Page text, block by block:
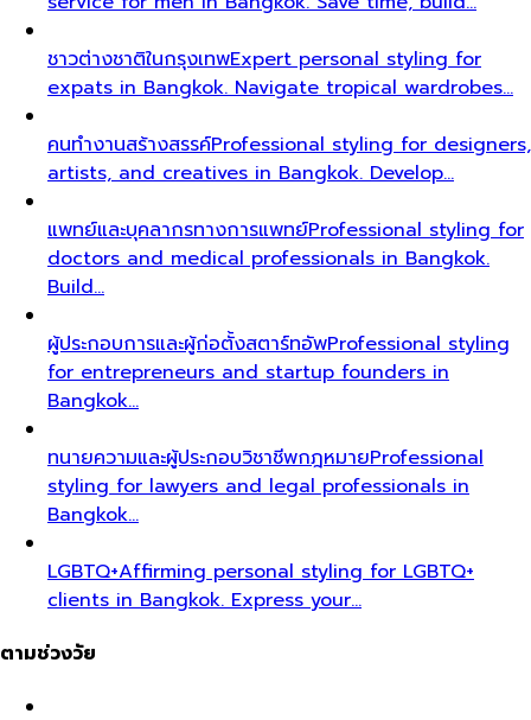
ชาวต่างชาติในกรุงเทพExpert personal styling for
expats in Bangkok. Navigate tropical wardrobes…
คนทำงานสร้างสรรค์Professional styling for designers,
artists, and creatives in Bangkok. Develop…
แพทย์และบุคลากรทางการแพทย์Professional styling for
doctors and medical professionals in Bangkok.
Build…
ผู้ประกอบการและผู้ก่อตั้งสตาร์ทอัพProfessional styling
for entrepreneurs and startup founders in
Bangkok…
ทนายความและผู้ประกอบวิชาชีพกฎหมายProfessional
styling for lawyers and legal professionals in
Bangkok…
LGBTQ+Affirming personal styling for LGBTQ+
clients in Bangkok. Express your…
ตามช่วงวัย